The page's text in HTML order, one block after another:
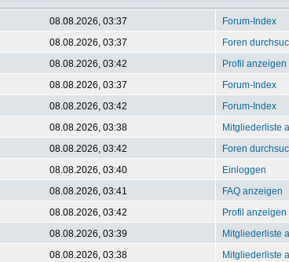
08.08.2026, 03:37
Forum-Index
08.08.2026, 03:37
Foren
08.08.2026, 03:42
Profil anzeigen
08.08.2026, 03:37
Forum-Index
08.08.2026, 03:42
Forum-Index
08.08.2026, 03:38
Mitgliederliste
08.08.2026, 03:42
Foren
08.08.2026, 03:40
Einloggen
08.08.2026, 03:41
FAQ anzeigen
08.08.2026, 03:42
Profil anzeigen
08.08.2026, 03:39
Mitgliederliste
08.08.2026, 03:38
Mitgliederliste